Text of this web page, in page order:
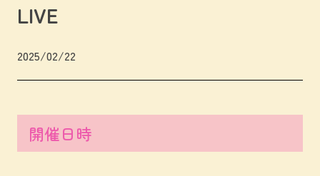
LIVE
2025/02/22
開催日時